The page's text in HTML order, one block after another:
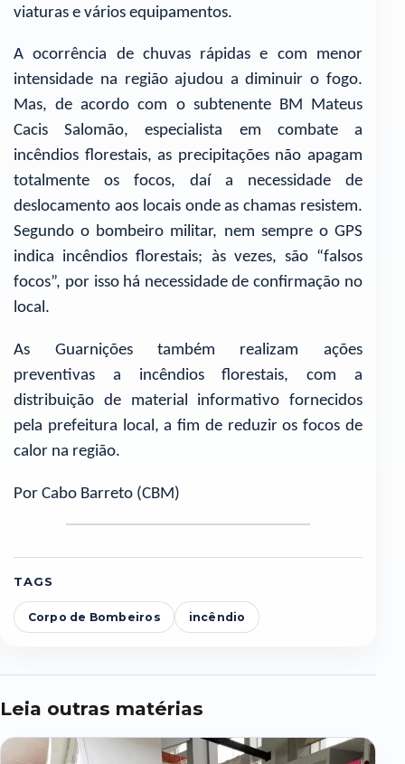
viaturas e vários equipamentos.
A ocorrência de chuvas rápidas e com menor
intensidade na região ajudou a diminuir o fogo.
Mas, de acordo com o subtenente BM Mateus
Cacis Salomão, especialista em combate a
incêndios florestais, as precipitações não apagam
totalmente os focos, daí a necessidade de
deslocamento aos locais onde as chamas resistem.
Segundo o bombeiro militar, nem sempre o GPS
indica incêndios florestais; às vezes, são “falsos
focos”, por isso há necessidade de confirmação no
local.
As Guarnições também realizam ações
preventivas a incêndios florestais, com a
distribuição de material informativo fornecidos
pela prefeitura local, a fim de reduzir os focos de
calor na região.
Por Cabo Barreto (CBM)
TAGS
Corpo de Bombeiros incêndio
Leia outras matérias